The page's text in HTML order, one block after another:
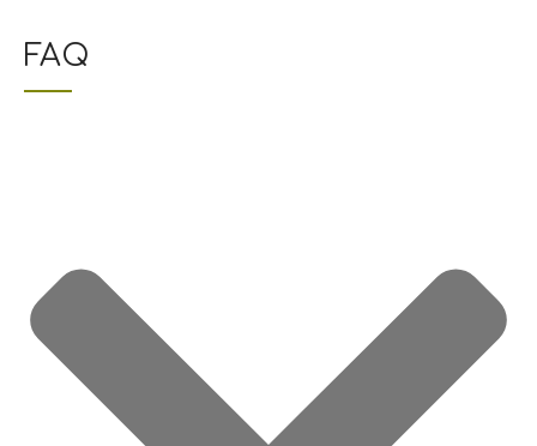
FAQ